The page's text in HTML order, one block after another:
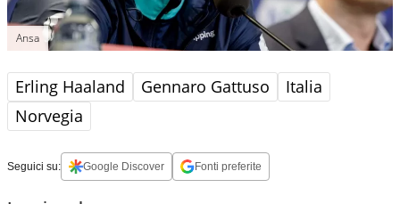
Ansa
Erling Haaland Gennaro Gattuso
Italia
Norvegia
Seguici su: Google Discover Fonti preferite